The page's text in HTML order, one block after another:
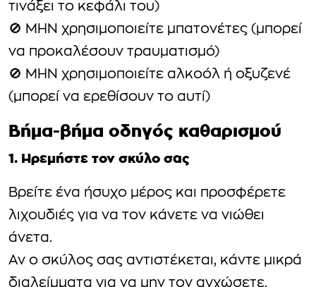
τινάξει το κεφάλι του)
🚫 ΜΗΝ χρησιμοποιείτε μπατονέτες (μπορεί
να προκαλέσουν τραυματισμό)
🚫 ΜΗΝ χρησιμοποιείτε αλκοόλ ή οξυζενέ
(μπορεί να ερεθίσουν το αυτί)
Βήμα-βήμα οδηγός καθαρισμού
1. Ηρεμήστε τον σκύλο σας
Βρείτε ένα ήσυχο μέρος και προσφέρετε
λιχουδιές για να τον κάνετε να νιώθει
άνετα.
Αν ο σκύλος σας αντιστέκεται, κάντε μικρά
διαλείμματα για να μην τον αγχώσετε.